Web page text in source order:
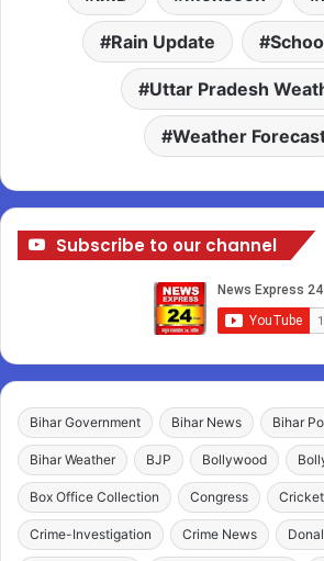
Rain Update
Uttar Pradesh
Weather
Subscribe to our channel
Bihar Government Bihar News Bihar
Bihar Weather BJP Bollywood
Box Office Collection Congress
Crime-Investigation Crime News